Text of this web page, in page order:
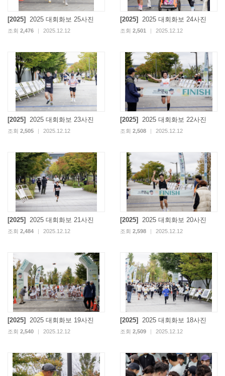
[2025] 2025 대회화보 25사진
조회 2,476 | 2025.12.12
[2025] 2025 대회화보 24사진
조회 2,501 | 2025.12.12
[2025] 2025 대회화보 23사진
조회 2,505 | 2025.12.12
[2025] 2025 대회화보 22사진
조회 2,508 | 2025.12.12
[2025] 2025 대회화보 21사진
조회 2,484 | 2025.12.12
[2025] 2025 대회화보 20사진
조회 2,598 | 2025.12.12
[2025] 2025 대회화보 19사진
조회 2,540 | 2025.12.12
[2025] 2025 대회화보 18사진
조회 2,509 | 2025.12.12